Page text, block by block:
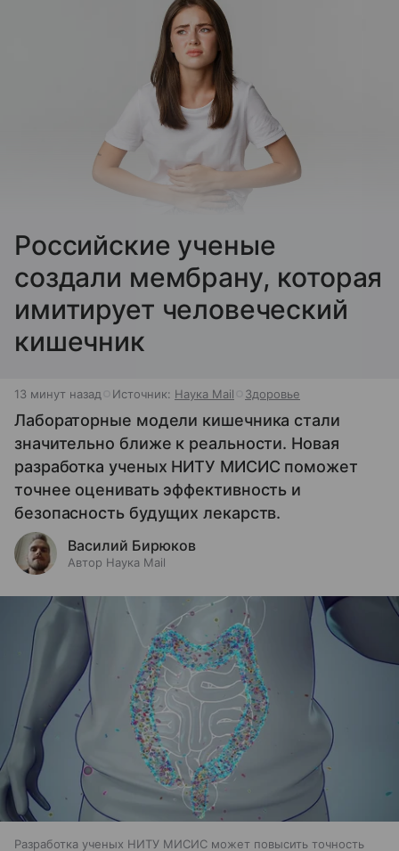
Российские ученые
создали мембрану, которая
имитирует человеческий
кишечник
13 минут назад Источник: Наука Mail Здоровье
Лабораторные модели кишечника стали
значительно ближе к реальности. Новая
разработка ученых НИТУ МИСИС поможет
точнее оценивать эффективность и
безопасность будущих лекарств.
Василий Бирюков
Автор Наука Mail
Разработка ученых НИТУ МИСИС может повысить точность